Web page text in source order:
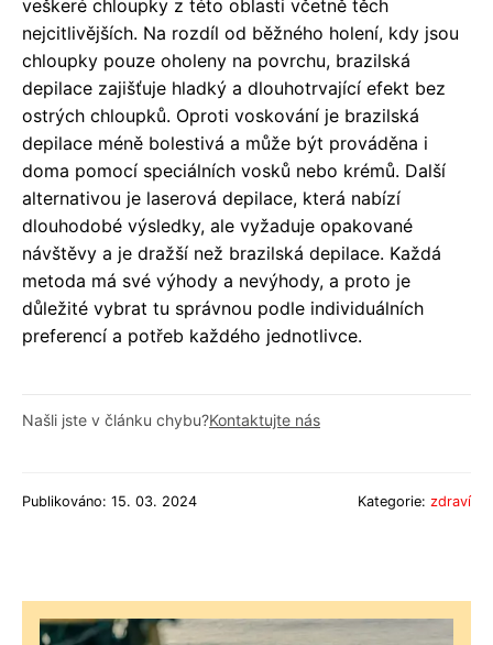
veškeré chloupky z této oblasti včetně těch
nejcitlivějších. Na rozdíl od běžného holení, kdy jsou
chloupky pouze oholeny na povrchu, brazilská
depilace zajišťuje hladký a dlouhotrvající efekt bez
ostrých chloupků. Oproti voskování je brazilská
depilace méně bolestivá a může být prováděna i
doma pomocí speciálních vosků nebo krémů. Další
alternativou je laserová depilace, která nabízí
dlouhodobé výsledky, ale vyžaduje opakované
návštěvy a je dražší než brazilská depilace. Každá
metoda má své výhody a nevýhody, a proto je
důležité vybrat tu správnou podle individuálních
preferencí a potřeb každého jednotlivce.
Našli jste v článku chybu?Kontaktujte nás
Publikováno: 15. 03. 2024 Kategorie: zdraví